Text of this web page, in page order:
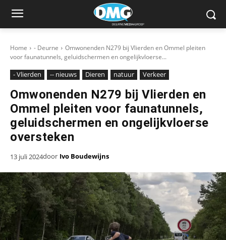
Home - Deurne
Omwonenden N279 bij Vlierden en Ommel pleiten
voor faunatunnels, geluidschermen en ongelijkvloerse...
- Vlierden -- nieuws Dieren natuur Verkeer
Omwonenden N279 bij Vlierden en
Ommel pleiten voor faunatunnels,
geluidschermen en ongelijkvloerse
oversteken
13 juli 2024door Ivo Boudewijns